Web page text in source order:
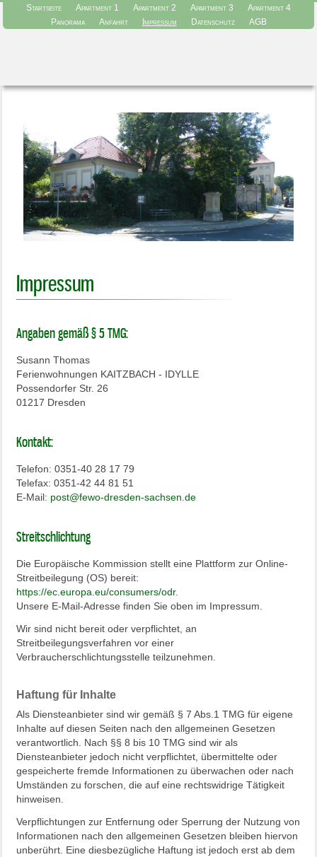
Startseite Apartment 1 Apartment 2 Apartment 3
Apartment 4
Panorama
Anfahrt Impressum Datenschutz AGB
Impressum
Angaben gemäß § 5 TMG:
Susann Thomas
Ferienwohnungen KAITZBACH - IDYLLE
Possendorfer Str. 26
01217 Dresden
Kontakt:
Telefon: 0351-40 28 17 79
Telefax: 0351-42 44 81 51
E-Mail: post@fewo-dresden-sachsen.de
Streitschlichtung
Die Europäische Kommission stellt eine Plattform zur Online-
Streitbeilegung (OS) bereit:
https://ec.europa.eu/consumers/odr.
Unsere E-Mail-Adresse finden Sie oben im Impressum.
Wir sind nicht bereit oder verpflichtet, an
Streitbeilegungsverfahren vor einer
Verbraucherschlichtungsstelle teilzunehmen.
Haftung für Inhalte
Als Diensteanbieter sind wir gemäß § 7 Abs.1 TMG für eigene
Inhalte auf diesen Seiten nach den allgemeinen Gesetzen
verantwortlich. Nach §§ 8 bis 10 TMG sind wir als
Diensteanbieter jedoch nicht verpflichtet, übermittelte oder
gespeicherte fremde Informationen zu überwachen oder nach
Umständen zu forschen, die auf eine rechtswidrige Tätigkeit
hinweisen.
Verpflichtungen zur Entfernung oder Sperrung der Nutzung von
Informationen nach den allgemeinen Gesetzen bleiben hiervon
unberührt. Eine diesbezügliche Haftung ist jedoch erst ab dem